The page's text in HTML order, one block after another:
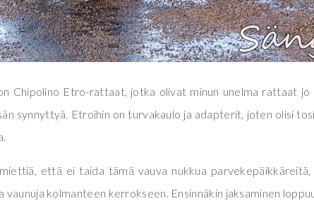
Chipolino Etro-rattaat, jotka olivat minun unelma rattaat
synnyttyä. Etroihin on turvakaulo ja adapterit, joten olisi
että ei taida tämä vauva nukkua
vaunuja kolmanteen kerrokseen. Ensinnäkin jaksaminen